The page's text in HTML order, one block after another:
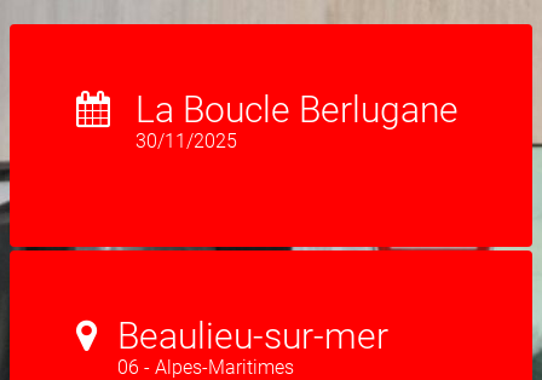
La Boucle Berlugane
30/11/2025
Beaulieu-sur-mer
06 - Alpes-Maritimes